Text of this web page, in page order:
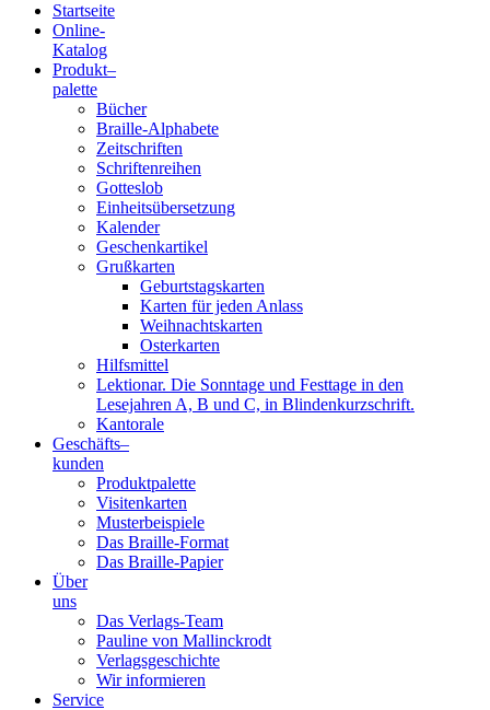
Blindenschrift-
Verlag
Druckerei
gGmbH
Startseite
Online-
Katalog
Produkt–
palette
Bücher
Braille-Alphabete
Zeitschriften
Schriftenreihen
Gotteslob
Einheitsübersetzung
Kalender
Geschenkartikel
Grußkarten
Geburtstagskarten
Karten für jeden Anlass
Weihnachtskarten
Osterkarten
Hilfsmittel
Lektionar. Die Sonntage und Festtage in den
Lesejahren A, B und C, in Blindenkurzschrift.
Kantorale
Geschäfts­–
kunden
Produktpalette
Visitenkarten
Musterbeispiele
Das Braille-Format
Das Braille-Papier
Über
uns
Das Verlags-Team
Pauline von Mallinckrodt
Verlagsgeschichte
Wir informieren
Service